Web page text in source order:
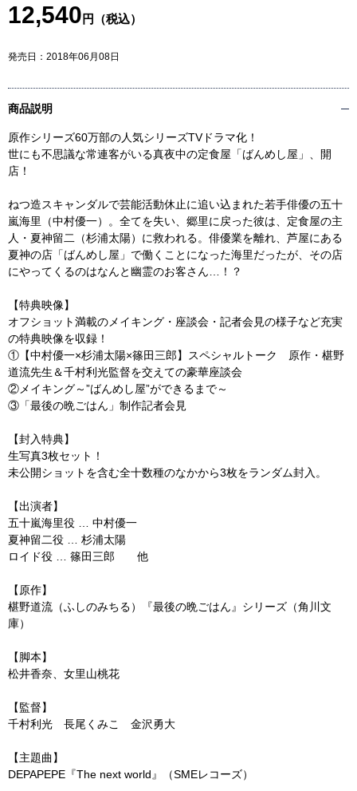
12,540 円（税込）
発売日： 2018年06月08日
商品説明
原作シリーズ60万部の人気シリーズTVドラマ化！
世にも不思議な常連客がいる真夜中の定食屋「ばんめし屋」、開
店！
ねつ造スキャンダルで芸能活動休止に追い込まれた若手俳優の五十
嵐海里（中村優一）。全てを失い、郷里に戻った彼は、定食屋の主
人・夏神留二（杉浦太陽）に救われる。俳優業を離れ、芦屋にある
夏神の店「ばんめし屋」で働くことになった海里だったが、その店
にやってくるのはなんと幽霊のお客さん…！？
【特典映像】
オフショット満載のメイキング・座談会・記者会見の様子など充実
の特典映像を収録！
①【中村優一×杉浦太陽×篠田三郎】スペシャルトーク 原作・椹野
道流先生＆千村利光監督を交えての豪華座談会
②メイキング～”ばんめし屋”ができるまで～
③「最後の晩ごはん」制作記者会見
【封入特典】
生写真3枚セット！
未公開ショットを含む全十数種のなかから3枚をランダム封入。
【出演者】
五十嵐海里役 … 中村優一
夏神留二役 … 杉浦太陽
ロイド役 … 篠田三郎 他
【原作】
椹野道流（ふしのみちる）『最後の晩ごはん』シリーズ（角川文
庫）
【脚本】
松井香奈、女里山桃花
【監督】
千村利光 長尾くみこ 金沢勇大
【主題曲】
DEPAPEPE『The next world』（SMEレコーズ）